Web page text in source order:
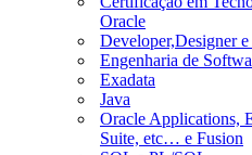
Oracle
Developer,Designer
Engenharia de
Exadata
Java
Oracle Applications,
Suite, etc… e Fusion